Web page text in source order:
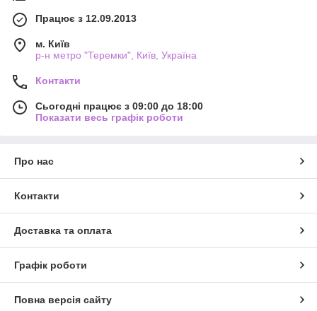
Працює з 12.09.2013
м. Київ
р-н метро "Теремки", Київ, Україна
Контакти
Сьогодні працює з 09:00 до 18:00
Показати весь графік роботи
Про нас
Контакти
Доставка та оплата
Графік роботи
Повна версія сайту